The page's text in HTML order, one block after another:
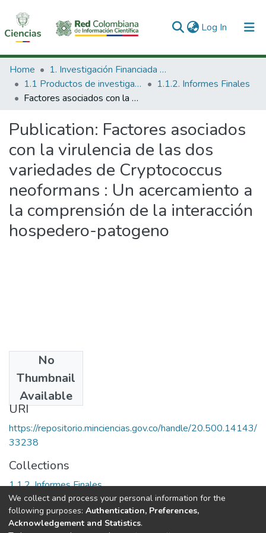
Log In (current)
Communities & Collections
All of DSpace
Home
1. Investigación Financiada con Recursos Públicos
1.1 Productos de investigación
1.1.2. Informes Finales
Factores asociados con la virulencia de las dos variedades de Cryptococcus neoformans : Un acercamiento a la comprensión de la interacción hospedero-patogeno
Publication: Factores asociados
con la virulencia de las dos
variedades de Cryptococcus
neoformans : Un acercamiento a
la comprensión de la interacción
hospedero-patogeno
No
Thumbnail
Available
[2008]
URI
https://repositorio.minciencias.gov.co/handle/20.500.14143/
33238
Collections
1.1.2. Informes Finales
Full item page
We collect and process your personal information for the
following purposes: Authentication, Preferences,
Acknowledgement and Statistics.